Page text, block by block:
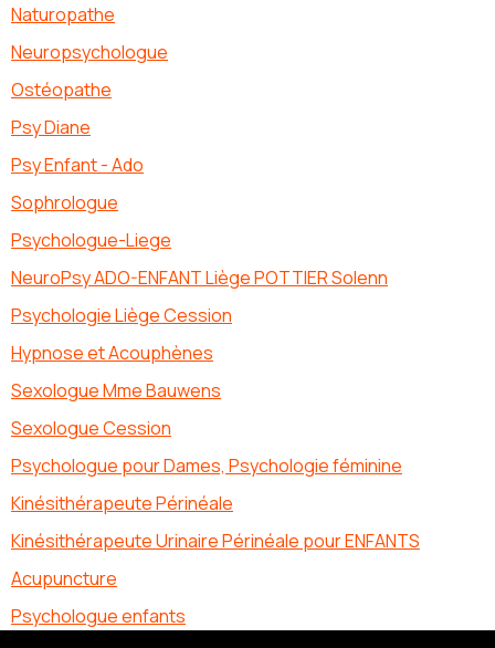
Naturopathe
Neuropsychologue
Ostéopathe
Psy Diane
Psy Enfant - Ado
Sophrologue
Psychologue-Liege
NeuroPsy ADO-ENFANT Liège POTTIER Solenn
Psychologie Liège Cession
Hypnose et Acouphènes
Sexologue Mme Bauwens
Sexologue Cession
Psychologue pour Dames, Psychologie féminine
Kinésithérapeute Périnéale
Kinésithérapeute Urinaire Périnéale pour ENFANTS
Acupuncture
Psychologue enfants